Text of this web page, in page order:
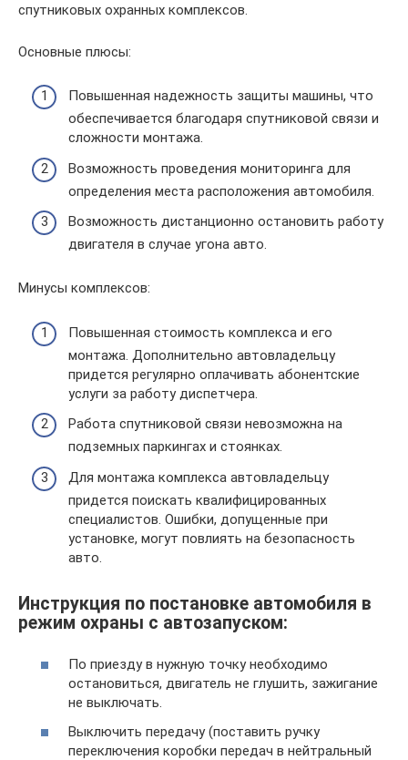
спутниковых охранных комплексов.
Основные плюсы:
Повышенная надежность защиты машины, что
обеспечивается благодаря спутниковой связи и
сложности монтажа.
Возможность проведения мониторинга для
определения места расположения автомобиля.
Возможность дистанционно остановить работу
двигателя в случае угона авто.
Минусы комплексов:
Повышенная стоимость комплекса и его
монтажа. Дополнительно автовладельцу
придется регулярно оплачивать абонентские
услуги за работу диспетчера.
Работа спутниковой связи невозможна на
подземных паркингах и стоянках.
Для монтажа комплекса автовладельцу
придется поискать квалифицированных
специалистов. Ошибки, допущенные при
установке, могут повлиять на безопасность
авто.
Инструкция по постановке автомобиля в
режим охраны с автозапуском:
По приезду в нужную точку необходимо
остановиться, двигатель не глушить, зажигание
не выключать.
Выключить передачу (поставить ручку
переключения коробки передач в нейтральный